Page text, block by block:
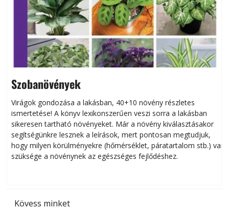
Szobanövények
Virágok gondozása a lakásban, 40+10 növény részletes
ismertetése! A könyv lexikonszerűen veszi sorra a lakásban
sikeresen tart­ha­tó növényeket. Már a növény kiválasztásakor
segítségünkre lesznek a leírások, mert pontosan megtudjuk,
hogy milyen körülményekre (hőmérséklet, páratartalom stb.) van
szüksége a növénynek az egészséges fejlődéshez.
Kövess minket